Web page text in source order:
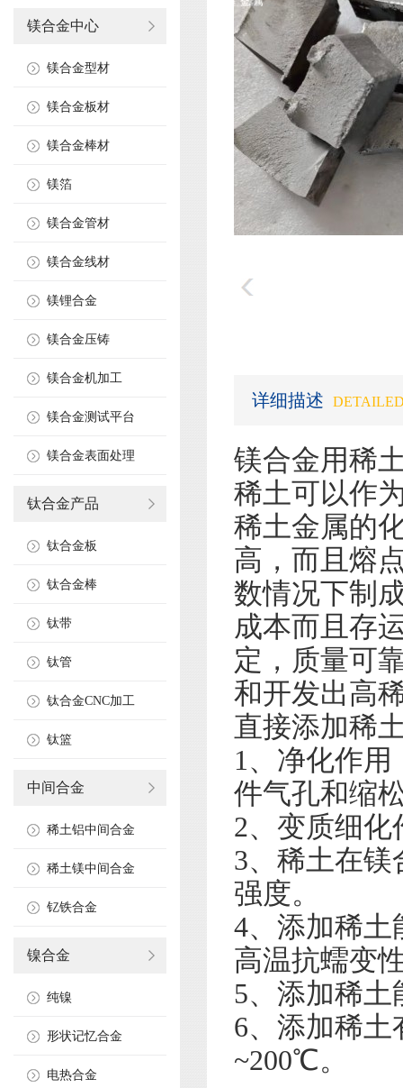
镁合金中心
镁合金型材
镁合金板材
镁合金棒材
镁箔
镁合金管材
镁合金线材
镁锂合金
镁合金压铸
镁合金机加工
镁合金测试平台
镁合金表面处理
钛合金产品
钛合金板
钛合金棒
钛带
钛管
钛合金CNC加工
钛篮
中间合金
稀土铝中间合金
稀土镁中间合金
钇铁合金
镍合金
纯镍
形状记忆合金
电热合金
详细描述
镁合金用稀
稀土可以作
稀土金属的
高，而且熔
数情况下制
成本而且存
定，质量可
和开发出高
直接添加稀
1、净化作
件气孔和缩
2、变质细
3、稀土在
强度。
4、添加稀
高温抗蠕变
5、添加稀
6、添加稀土
~200℃。